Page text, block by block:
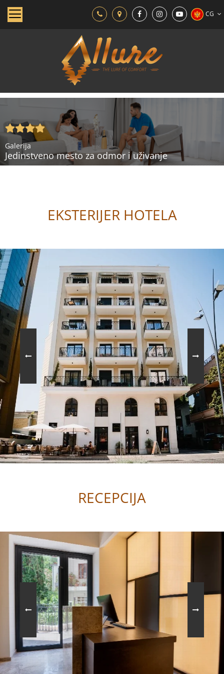
CG
Galerija
Jedinstveno mesto za odmor i uživanje
EKSTERIJER HOTELA
RECEPCIJA